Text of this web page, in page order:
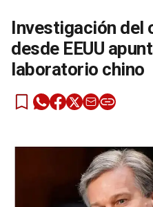
Investigación del
desde EEUU
laboratorio chino